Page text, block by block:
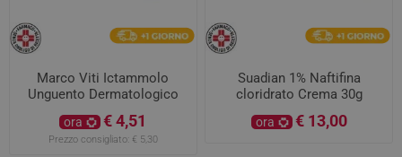
Marco Viti Ictammolo
Unguento Dermatologico
ora € 4,51
Prezzo consigliato: € 5,30
Suadian 1% Naftifina
cloridrato Crema 30g
ora € 13,00